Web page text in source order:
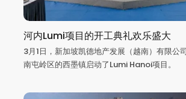
河内Lumi项目的开工典礼欢乐盛大
3月1日，新加坡凯德地产发展（越南）有限公
南屯岭区的西墨镇启动了Lumi Hanoi项目。